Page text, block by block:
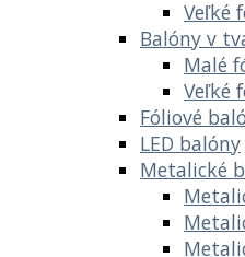
Veľké
Balóny v
Malé
Veľké
Fóliové
LED balóny
Metalické